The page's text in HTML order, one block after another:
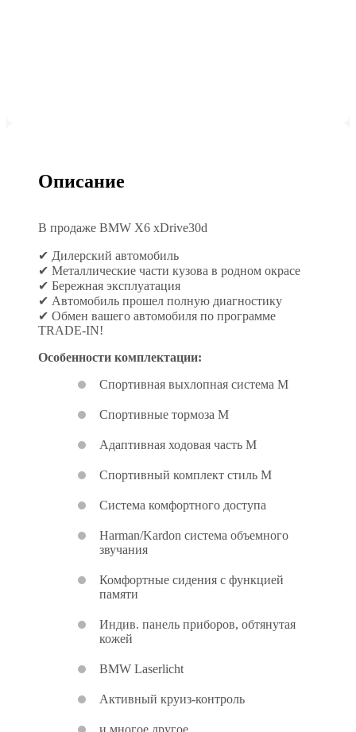
Описание
В продаже BMW X6 xDrive30d
✔ Дилерский автомобиль
✔ Металлические части кузова в родном окрасе
✔ Бережная эксплуатация
✔ Автомобиль прошел полную диагностику
✔ Обмен вашего автомобиля по программе
TRADE-IN!
Особенности комплектации:
Спортивная выхлопная система M
Спортивные тормоза M
Адаптивная ходовая часть M
Спортивный комплект стиль M
Система комфортного доступа
Harman/Kardon система объемного
звучания
Комфортные сидения с функцией
памяти
Индив. панель приборов, обтянутая
кожей
BMW Laserlicht
Активный круиз-контроль
и многое другое.